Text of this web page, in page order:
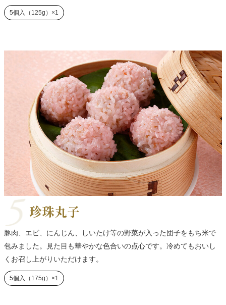
5個入（125g）×1
珍珠丸子
豚肉、エビ、にんじん、しいたけ等の野菜が入った団子をもち米で
包みました。見た目も華やかな色合いの点心です。冷めてもおいし
くお召し上がりいただけます。
5個入（175g）×1